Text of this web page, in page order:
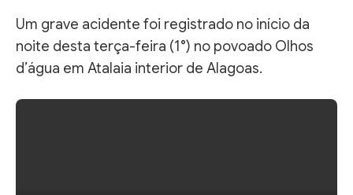
Um grave acidente foi registrado no início da
noite desta terça-feira (1°) no povoado Olhos
d’água em Atalaia interior de Alagoas.